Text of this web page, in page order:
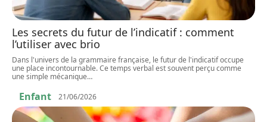
Les secrets du futur de l’indicatif : comment
l’utiliser avec brio
Dans l'univers de la grammaire française, le futur de l'indicatif occupe
une place incontournable. Ce temps verbal est souvent perçu comme
une simple mécanique…
Enfant 21/06/2026